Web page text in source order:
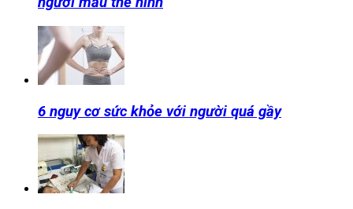
6 nguy cơ sức khỏe với người quá gầy